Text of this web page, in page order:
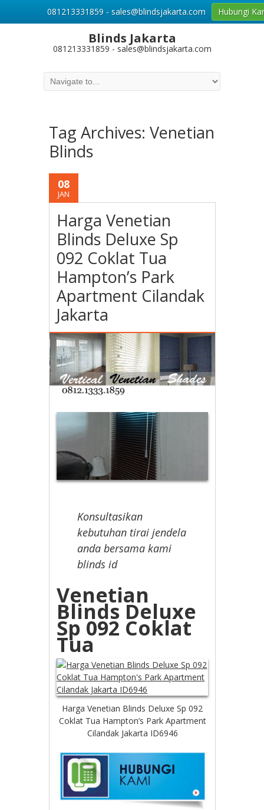
Blinds Jakarta
081213331859 - sales@blindsjakarta.com
Tag Archives: Venetian
Blinds
08
JAN
Harga Venetian
Blinds Deluxe Sp
092 Coklat Tua
Hampton’s Park
Apartment Cilandak
Jakarta
Konsultasikan
kebutuhan tirai jendela
anda bersama kami
blinds id
Venetian
Blinds Deluxe
Sp 092 Coklat
Tua
Harga Venetian Blinds Deluxe Sp 092
Coklat Tua Hampton’s Park Apartment
Cilandak Jakarta ID6946
081213331859 - sales@blindsjakarta.com Hubungi